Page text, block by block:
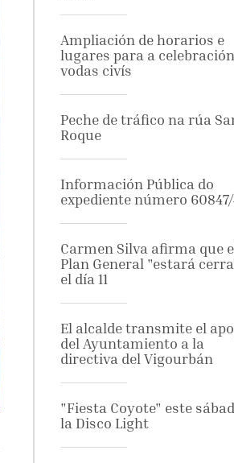
Ampliación de horarios e
lugares para a
vodas civís
Peche de tráfico na rúa
Roque
Información Pública do
expediente número 60847/
Carmen Silva afirma que
Plan General "estará
el día 11
El alcalde transmite el
del Ayuntamiento a la
directiva del Vigourbán
"Fiesta Coyote" este
la Disco Light